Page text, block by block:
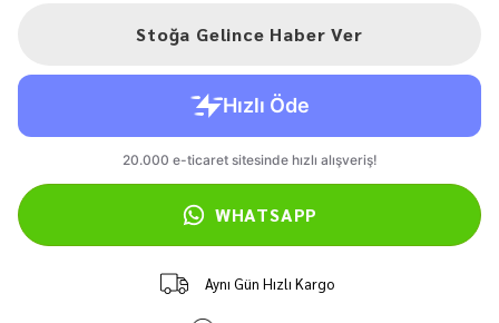
Stoğa Gelince Haber Ver
WHATSAPP
Aynı Gün Hızlı Kargo